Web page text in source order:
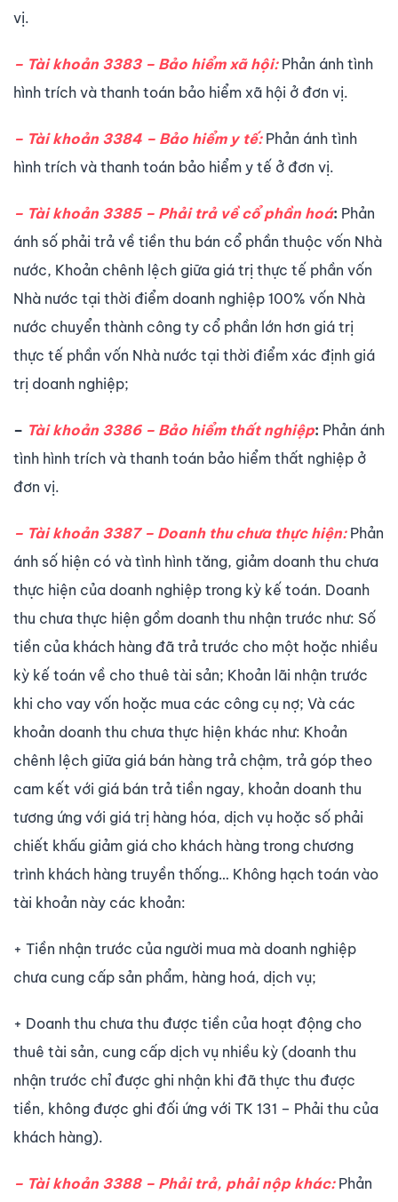
vị.
– Tài khoản 3383 – Bảo hiểm xã hội: Phản ánh tình
hình trích và thanh toán bảo hiểm xã hội ở đơn vị.
– Tài khoản 3384 – Bảo hiểm y tế:Phản ánh tình
hình trích và thanh toán bảo hiểm y tế ở đơn vị.
– Tài khoản 3385 – Phải trả về cổ phần hoá: Phản
ánh số phải trả về tiền thu bán cổ phần thuộc vốn Nhà
nước, Khoản chênh lệch giữa giá trị thực tế phần vốn
Nhà nước tại thời điểm doanh nghiệp 100% vốn Nhà
nước chuyển thành công ty cổ phần lớn hơn giá trị
thực tế phần vốn Nhà nước tại thời điểm xác định giá
trị doanh nghiệp;
– Tài khoản 3386 – Bảo hiểm thất nghiệp: Phản ánh
tình hình trích và thanh toán bảo hiểm thất nghiệp ở
đơn vị.
– Tài khoản 3387 – Doanh thu chưa thực hiện: Phản
ánh số hiện có và tình hình tăng, giảm doanh thu chưa
thực hiện của doanh nghiệp trong kỳ kế toán. Doanh
thu chưa thực hiện gồm doanh thu nhận trước như: Số
tiền của khách hàng đã trả trước cho một hoặc nhiều
kỳ kế toán về cho thuê tài sản; Khoản lãi nhận trước
khi cho vay vốn hoặc mua các công cụ nợ; Và các
khoản doanh thu chưa thực hiện khác như: Khoản
chênh lệch giữa giá bán hàng trả chậm, trả góp theo
cam kết với giá bán trả tiền ngay, khoản doanh thu
tương ứng với giá trị hàng hóa, dịch vụ hoặc số phải
chiết khấu giảm giá cho khách hàng trong chương
trình khách hàng truyền thống… Không hạch toán vào
tài khoản này các khoản:
+ Tiền nhận trước của người mua mà doanh nghiệp
chưa cung cấp sản phẩm, hàng hoá, dịch vụ;
+ Doanh thu chưa thu được tiền của hoạt động cho
thuê tài sản, cung cấp dịch vụ nhiều kỳ (doanh thu
nhận trước chỉ được ghi nhận khi đã thực thu được
tiền, không được ghi đối ứng với TK 131 – Phải thu của
khách hàng).
– Tài khoản 3388 – Phải trả, phải nộp khác: Phản